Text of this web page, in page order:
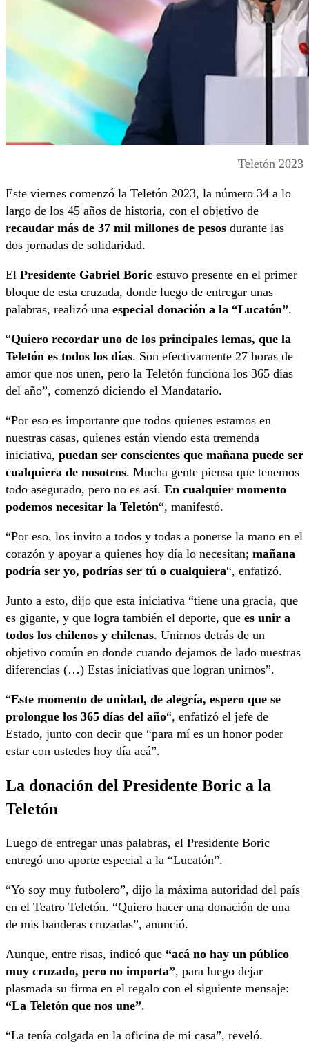
Teletón 2023
Este viernes comenzó la Teletón 2023, la número 34 a lo
largo de los 45 años de historia, con el objetivo de
recaudar más de 37 mil millones de pesos durante las
dos jornadas de solidaridad.
El Presidente Gabriel Boric estuvo presente en el primer
bloque de esta cruzada, donde luego de entregar unas
palabras, realizó una especial donación a la “Lucatón”.
“Quiero recordar uno de los principales lemas, que la
Teletón es todos los días. Son efectivamente 27 horas de
amor que nos unen, pero la Teletón funciona los 365 días
del año”, comenzó diciendo el Mandatario.
“Por eso es importante que todos quienes estamos en
nuestras casas, quienes están viendo esta tremenda
iniciativa, puedan ser conscientes que mañana puede ser
cualquiera de nosotros. Mucha gente piensa que tenemos
todo asegurado, pero no es así. En cualquier momento
podemos necesitar la Teletón“, manifestó.
“Por eso, los invito a todos y todas a ponerse la mano en el
corazón y apoyar a quienes hoy día lo necesitan; mañana
podría ser yo, podrías ser tú o cualquiera“, enfatizó.
Junto a esto, dijo que esta iniciativa “tiene una gracia, que
es gigante, y que logra también el deporte, que es unir a
todos los chilenos y chilenas. Unirnos detrás de un
objetivo común en donde cuando dejamos de lado nuestras
diferencias (…) Estas iniciativas que logran unirnos”.
“Este momento de unidad, de alegría, espero que se
prolongue los 365 días del año“, enfatizó el jefe de
Estado, junto con decir que “para mí es un honor poder
estar con ustedes hoy día acá”.
La donación del Presidente Boric a la
Teletón
Luego de entregar unas palabras, el Presidente Boric
entregó uno aporte especial a la “Lucatón”.
“Yo soy muy futbolero”, dijo la máxima autoridad del país
en el Teatro Teletón. “Quiero hacer una donación de una
de mis banderas cruzadas”, anunció.
Aunque, entre risas, indicó que “acá no hay un público
muy cruzado, pero no importa”, para luego dejar
plasmada su firma en el regalo con el siguiente mensaje:
“La Teletón que nos une”.
“La tenía colgada en la oficina de mi casa”, reveló.